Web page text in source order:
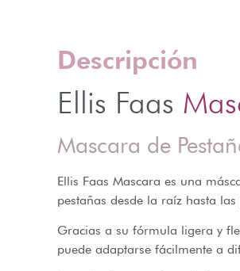
Descripción
Ellis Faas
Mascara de
Ellis Faas Mascara es una
pestañas desde la raíz hasta
Gracias a su fórmula ligera y
puede adaptarse fácilmente a